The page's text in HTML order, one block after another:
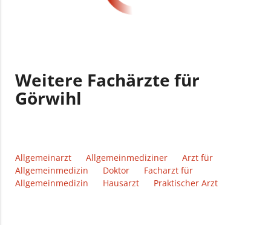
Weitere Fachärzte für
Görwihl
Allgemeinarzt Allgemeinmediziner
Arzt für
Allgemeinmedizin
Doktor
Facharzt für
Allgemeinmedizin
Hausarzt Praktischer Arzt